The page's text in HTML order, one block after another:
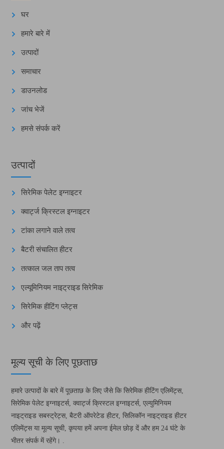
घर
हमारे बारे में
उत्पादों
समाचार
डाउनलोड
जांच भेजें
हमसे संपर्क करें
उत्पादों
सिरेमिक पेलेट इग्नाइटर
क्वार्ट्ज क्रिस्टल इग्नाइटर
टांका लगाने वाले तत्व
बैटरी संचालित हीटर
तत्काल जल ताप तत्व
एल्यूमिनियम नाइट्राइड सिरेमिक
सिरेमिक हीटिंग प्लेट्स
और पढ़ें
मूल्य सूची के लिए पूछताछ
हमारे उत्पादों के बारे में पूछताछ के लिए जैसे कि सिरेमिक हीटिंग एलिमेंट्स,
सिरेमिक पेलेट इग्नाइटर्स, क्वार्ट्ज क्रिस्टल इग्नाइटर्स, एल्युमिनियम
नाइट्राइड सबस्ट्रेट्स, बैटरी ऑपरेटेड हीटर, सिलिकॉन नाइट्राइड हीटर
एलिमेंट्स या मूल्य सूची, कृपया हमें अपना ईमेल छोड़ दें और हम 24 घंटे के
भीतर संपर्क में रहेंगे। .